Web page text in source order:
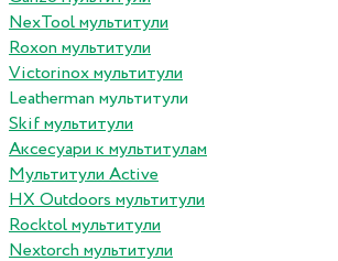
NexTool мультитули
Roxon мультитули
Victorinox мультитули
Leatherman мультитули
Skif мультитули
Аксесуари к мультитулам
Мультитули Active
HX Outdoors мультитули
Rocktol мультитули
Nextorch мультитули